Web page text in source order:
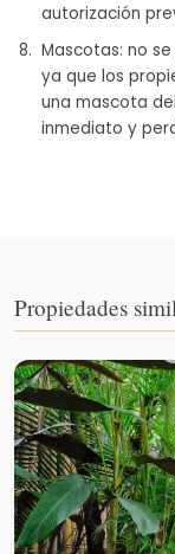
autorización
Mascotas: no
ya que los
una mascota
inmediato y
Propiedades